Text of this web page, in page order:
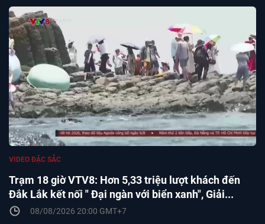
Trạm 18 giờ VTV8: Hơn 5,33 triệu lượt khách đến
Đắk Lắk kết nối " Đại ngàn với biển xanh", Giải...
VIDEO ĐẶC SẮC
08/08/2026 20:00 GMT+7